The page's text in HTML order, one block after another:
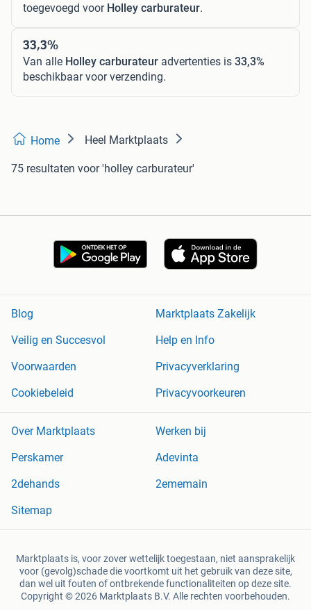
toegevoegd voor Holley carburateur.
33,3%
Van alle Holley carburateur advertenties is 33,3%
beschikbaar voor verzending.
Home Heel Marktplaats
75 resultaten voor 'holley carburateur'
Blog
Marktplaats Zakelijk
Veilig en Succesvol
Help en Info
Voorwaarden
Privacyverklaring
Cookiebeleid
Privacyvoorkeuren
Over Marktplaats
Werken bij
Perskamer
Adevinta
2dehands
2ememain
Sitemap
Marktplaats is, voor zover wettelijk toegestaan, niet aansprakelijk
voor (gevolg)schade die voortkomt uit het gebruik van deze site,
dan wel uit fouten of ontbrekende functionaliteiten op deze site.
Copyright © 2026 Marktplaats B.V. Alle rechten voorbehouden.